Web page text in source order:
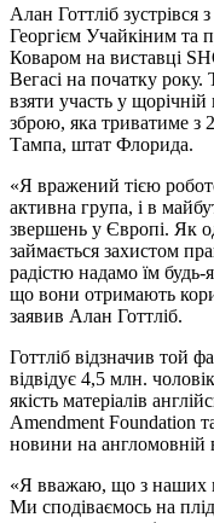
Алан Готтліб
Георгієм Учайкіним
Коваром на виставці
Вегасі на початку
взяти участь у
зброю, яка триватиме з
Тампа, штат Флорида.
«Я вражений тією
активна група, і в
звершень у Європі. Як
займається захистом
радістю надамо їм
що вони отримають
заявив Алан Готтліб.
Готтліб відзначив той
відвідує 4,5 млн.
якість матеріалів
Amendment Foundation
новини на англомовній
«Я вважаю, що з наших
Ми сподіваємось на